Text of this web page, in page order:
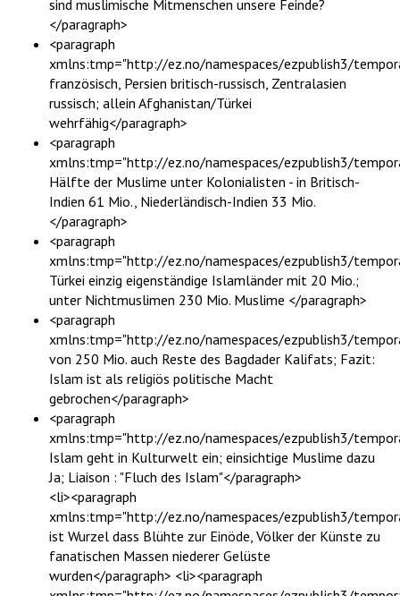
sind muslimische Mitmenschen unsere Feinde?
</paragraph>
<paragraph
xmlns:tmp="http://ez.no/namespaces/ezpublish3/
französisch, Persien britisch-russisch, Zentralasien
russisch; allein Afghanistan/Türkei
wehrfähig</paragraph>
<paragraph
xmlns:tmp="http://ez.no/namespaces/ezpublish3/
Hälfte der Muslime unter Kolonialisten - in Britisch-
Indien 61 Mio., Niederländisch-Indien 33 Mio.
</paragraph>
<paragraph
xmlns:tmp="http://ez.no/namespaces/ezpublish3/
Türkei einzig eigenständige Islamländer mit 20 Mio.;
unter Nichtmuslimen 230 Mio. Muslime </paragraph>
<paragraph
xmlns:tmp="http://ez.no/namespaces/ezpublish3/
von 250 Mio. auch Reste des Bagdader Kalifats; Fazit:
Islam ist als religiös politische Macht
gebrochen</paragraph>
<paragraph
xmlns:tmp="http://ez.no/namespaces/ezpublish3/
Islam geht in Kulturwelt ein; einsichtige Muslime dazu
Ja; Liaison : "Fluch des Islam"</paragraph>
<li><paragraph
xmlns:tmp="http://ez.no/namespaces/ezpublish3/
ist Wurzel dass Blühte zur Einöde, Völker der Künste zu
fanatischen Massen niederer Gelüste
wurden</paragraph> <li><paragraph